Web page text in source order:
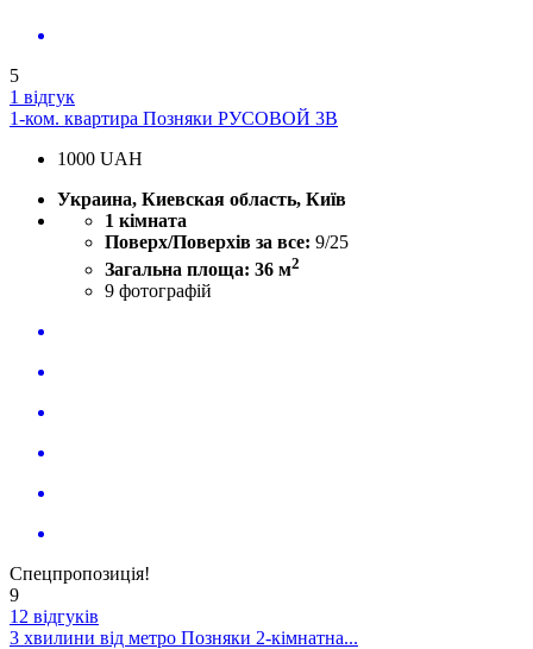
5
1 відгук
1-ком. квартира Позняки РУСОВОЙ 3В
1000 UAH
Украина, Киевская область, Київ
1 кімната
Поверх/Поверхів за все: 9/25
Загальна площа: 36 м2
9 фотографій
Спецпропозиція!
9
12 відгуків
3 хвилини від метро Позняки 2-кімнатна...